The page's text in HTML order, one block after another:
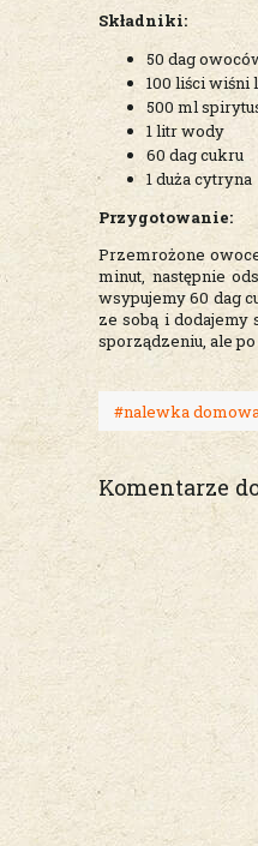
Składniki:
50 dag
100 liści wiśni
500 ml
1 litr wody
60 dag cukru
1 duża cytryna
Przygotowanie:
Przemrożone
minut, następnie
wsypujemy 60 dag
ze sobą i
sporządzeniu, ale
#nalewka
Komentarze